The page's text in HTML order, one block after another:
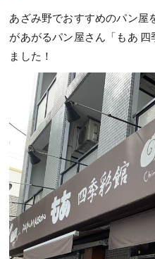
あざみ野でおすすめのパン屋
があがるパン屋さん「もあ
ました！